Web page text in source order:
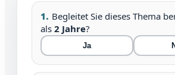
1. Begleitet Sie dieses Thema
als 2 Jahre?
Ja